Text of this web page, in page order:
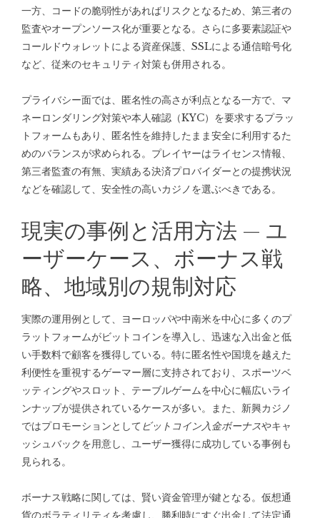
一方、コードの脆弱性があればリスクとなるため、第三者の
監査やオープンソース化が重要となる。さらに多要素認証や
コールドウォレットによる資産保護、SSLによる通信暗号化
など、従来のセキュリティ対策も併用される。
プライバシー面では、匿名性の高さが利点となる一方で、マ
ネーロンダリング対策や本人確認（KYC）を要求するプラッ
トフォームもあり、匿名性を維持したまま安全に利用するた
めのバランスが求められる。プレイヤーはライセンス情報、
第三者監査の有無、実績ある決済プロバイダーとの提携状況
などを確認して、安全性の高いカジノを選ぶべきである。
現実の事例と活用方法 — ユ
ーザーケース、ボーナス戦
略、地域別の規制対応
実際の運用例として、ヨーロッパや中南米を中心に多くのプ
ラットフォームがビットコインを導入し、迅速な入出金と低
い手数料で顧客を獲得している。特に匿名性や国境を越えた
利便性を重視するゲーマー層に支持されており、スポーツベ
ッティングやスロット、テーブルゲームを中心に幅広いライ
ンナップが提供されているケースが多い。また、新興カジノ
ではプロモーションとして ビットコイン入金ボーナスやキャ
ッシュバックを用意し、ユーザー獲得に成功している事例も
見られる。
ボーナス戦略に関しては、賢い資金管理が鍵となる。仮想通
貨のボラティリティを考慮し、勝利時にすぐ出金して法定通